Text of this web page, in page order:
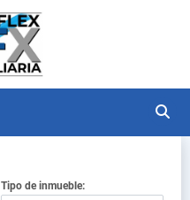
Tipo de inmueble: